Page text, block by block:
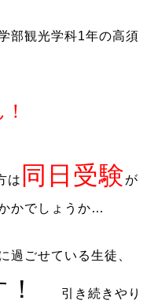
部観光学科1年の高須
は 同日受験が
かでしょうか…
過ごせている生徒、
！ 引き続きやり